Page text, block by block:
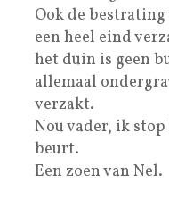
Ook de
een heel eind
het duin is geen
allemaal
verzakt.
Nou vader, ik
beurt.
Een zoen van Nel.